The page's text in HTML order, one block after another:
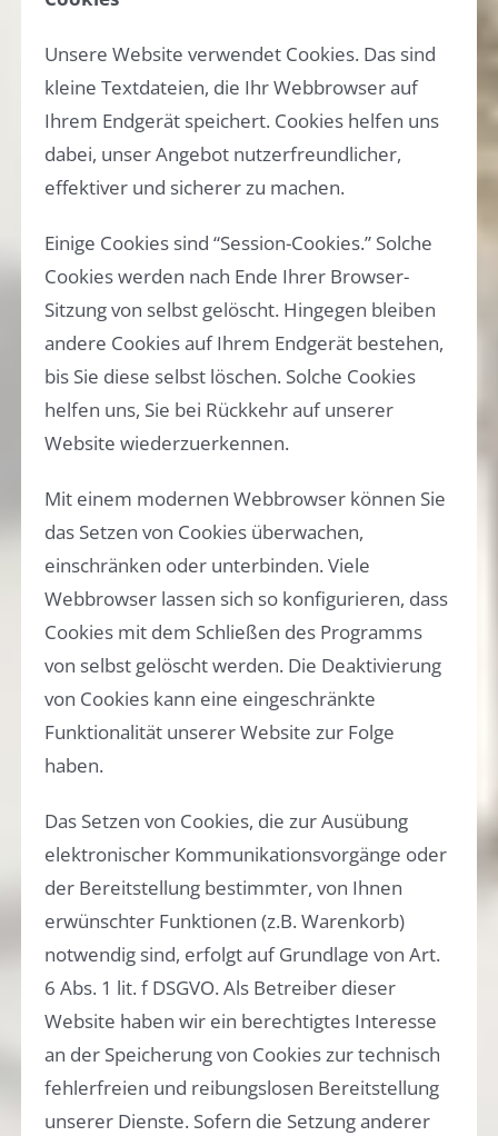
Unsere Website verwendet Cookies. Das sind
kleine Textdateien, die Ihr Webbrowser auf
Ihrem Endgerät speichert. Cookies helfen uns
dabei, unser Angebot nutzerfreundlicher,
effektiver und sicherer zu machen.
Einige Cookies sind “Session-Cookies.” Solche
Cookies werden nach Ende Ihrer Browser-
Sitzung von selbst gelöscht. Hingegen bleiben
andere Cookies auf Ihrem Endgerät bestehen,
bis Sie diese selbst löschen. Solche Cookies
helfen uns, Sie bei Rückkehr auf unserer
Website wiederzuerkennen.
Mit einem modernen Webbrowser können Sie
das Setzen von Cookies überwachen,
einschränken oder unterbinden. Viele
Webbrowser lassen sich so konfigurieren, dass
Cookies mit dem Schließen des Programms
von selbst gelöscht werden. Die Deaktivierung
von Cookies kann eine eingeschränkte
Funktionalität unserer Website zur Folge
haben.
Das Setzen von Cookies, die zur Ausübung
elektronischer Kommunikationsvorgänge oder
der Bereitstellung bestimmter, von Ihnen
erwünschter Funktionen (z.B. Warenkorb)
notwendig sind, erfolgt auf Grundlage von Art.
6 Abs. 1 lit. f DSGVO. Als Betreiber dieser
Website haben wir ein berechtigtes Interesse
an der Speicherung von Cookies zur technisch
fehlerfreien und reibungslosen Bereitstellung
unserer Dienste. Sofern die Setzung anderer